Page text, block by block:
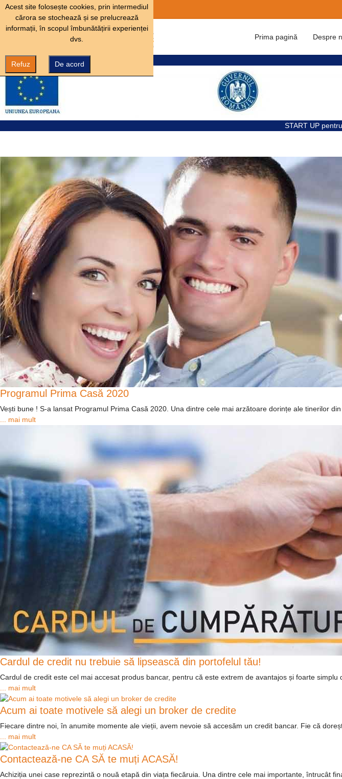
Prima pagină Despre
START UP
Programul Prima Casă 2020
Vești bune ! S-a lansat Programul Prima Casă 2020. Una dintre cele mai arzătoare dorințe ale tinerilor
... mai mult
Cardul de credit nu trebuie să lipsească din portofelul tău!
Cardul de credit este cel mai accesat produs bancar, pentru că este extrem de avantajos și foarte
... mai mult
Acum ai toate motivele să alegi un broker de credite
Fiecare dintre noi, în anumite momente ale vieții, avem nevoie să accesăm un credit bancar. Fie că
... mai mult
Contactează-ne CA SĂ te muți ACASĂ!
Achiziția unei case reprezintă o nouă etapă din viața fiecăruia. Una dintre cele mai importante, întrucât
Acest site folosește cookies, prin intermediul
cărora se stochează și se prelucrează
informații, în scopul îmbunătățirii experienței
dvs.
Refuz De acord